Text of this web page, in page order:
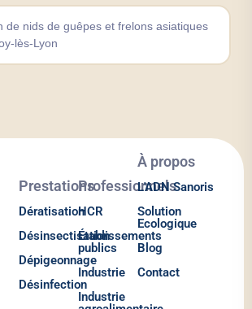
de nids de guêpes et frelons asiatiques
lès-Lyon
Prestations
Dératisation
Désinsectisation
Dépigeonnage
Désinfection
Professionnels
HCR
Établissements
publics
Industrie
Industrie
À propos
L'ADN Sanoris
Solution
Ecologique
Blog
Contact